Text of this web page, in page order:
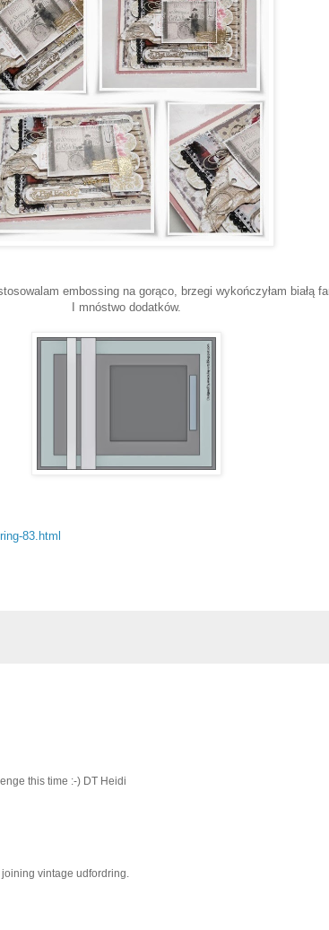
embossing na gorąco, brzegi wykończyłam białą
I mnóstwo dodatków.
83.html
this time :-) DT Heidi
vintage udfordring.